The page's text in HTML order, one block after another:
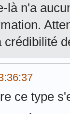
là n'a
crédibilité
ce type